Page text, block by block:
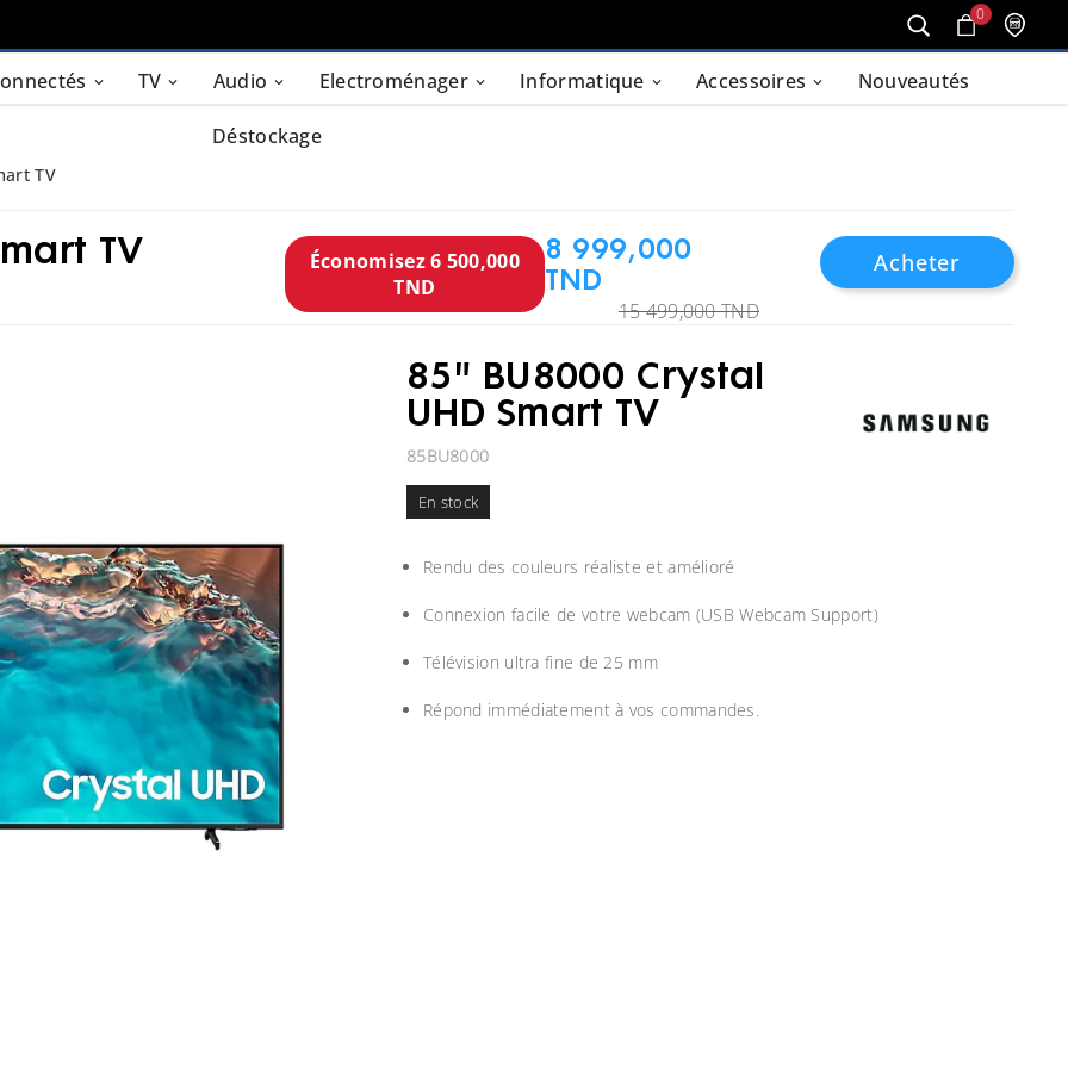
0
TV Audio Electroménager Informatique Accessoires Nouveautés
Déstockage
TV
TV
Économisez 6 500,000
TND
8 999,000
TND
15 499,000 TND
Acheter
85" BU8000 Crystal
UHD Smart TV
85BU8000
En stock
Rendu des couleurs réaliste et amélioré
Connexion facile de votre webcam (USB Webcam Support)
Télévision ultra fine de 25 mm
Répond immédiatement à vos commandes.